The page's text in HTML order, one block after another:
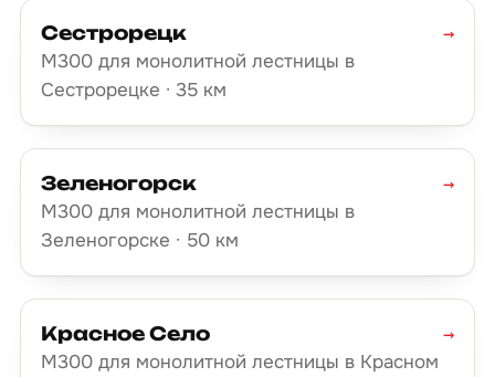
Сестрорецк
М300 для монолитной лестницы в
Сестрорецке · 35 км
→
Зеленогорск
М300 для монолитной лестницы в
Зеленогорске · 50 км
→
Красное Село
М300 для монолитной лестницы в Красном
→